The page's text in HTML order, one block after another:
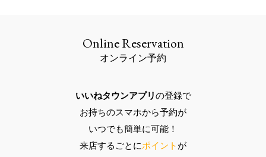
Online Reservation
オンライン予約
いいねタウンアプリの登録で
お持ちのスマホから予約が
いつでも簡単に可能 ！
来店するごとにポイント が